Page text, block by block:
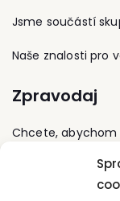
Jsme součástí
Naše znalosti pro
Zpravodaj
Chcete,
Přihlaste